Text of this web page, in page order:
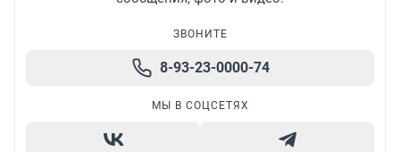
ЗВОНИТЕ
8-93-23-0000-74
МЫ В СОЦСЕТЯХ